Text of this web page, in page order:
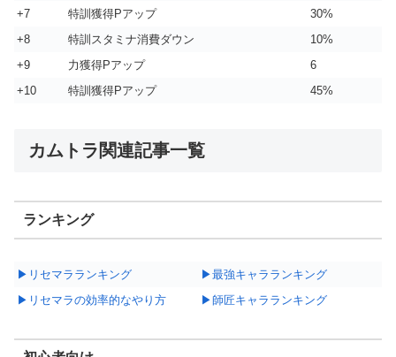
+7
特訓獲得Pアップ
30%
+8
特訓スタミナ消費ダウン
10%
+9
力獲得Pアップ
6
+10
特訓獲得Pアップ 45%
カムトラ関連記事一覧
ランキング
▶リセマラランキング
▶最強キャラランキング
▶リセマラの効率的なやり方
▶師匠キャラランキング